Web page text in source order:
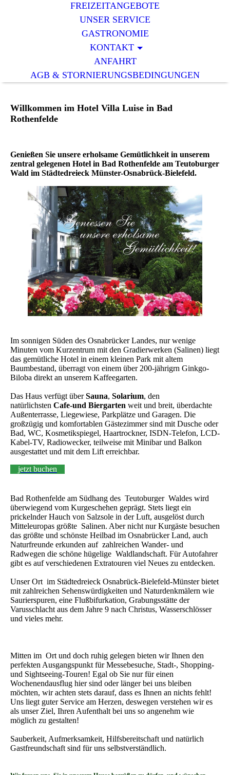
FREIZEITANGEBOTE
UNSER SERVICE
GASTRONOMIE
KONTAKT
ANFAHRT
AGB & STORNIERUNGSBEDINGUNGEN
Willkommen im Hotel Villa Luise in Bad
Rothenfelde
Genießen Sie unsere erholsame Gemütlichkeit in unserem
zentral gelegenen Hotel in Bad Rothenfelde am Teutoburger
Wald im Städtedreieck Münster-Osnabrück-Bielefeld.
Im sonnigen Süden des Osnabrücker Landes, nur wenige
Minuten vom Kurzentrum mit den Gradierwerken (Salinen) liegt
das gemütliche Hotel in einem kleinen Park mit altem
Baumbestand, überragt von einem über 200-jährigrn Ginkgo-
Biloba direkt an unserem Kaffeegarten.
Das Haus verfügt überSauna, Solarium, den
natürlichsten Cafe-und Biergarten weit und breit, überdachte
Außenterrasse, Liegewiese, Parkplätze und Garagen. Die
großzügig und komfortablen Gästezimmer sind mit Dusche oder
Bad, WC, Kosmetikspiegel, Haartrockner, ISDN-Telefon, LCD-
Kabel-TV, Radiowecker, teilweise mit Minibar und Balkon
ausgestattet und mit dem Lift erreichbar.
jetzt buchen
Bad Rothenfelde am Südhang des Teutoburger Waldes wird
überwiegend vom Kurgeschehen geprägt. Stets liegt ein
prickelnder Hauch von Salzsole in der Luft, ausgelöst durch
Mitteleuropas größte Salinen. Aber nicht nur Kurgäste besuchen
das größte und schönste Heilbad im Osnabrücker Land, auch
Naturfreunde erkunden auf zahlreichen Wander- und
Radwegen die schöne hügelige Waldlandschaft. Für Autofahrer
gibt es auf verschiedenen Extratouren viel Neues zu entdecken.
Unser Ort im Städtedreieck Osnabrück-Bielefeld-Münster bietet
mit zahlreichen Sehens­würdigkeiten und Naturdenkmälern wie
Saurierspuren, eine Flußbifurkation, Grabungsstätte der
Varusschlacht aus dem Jahre 9 nach Christus, Wasserschlösser
und vieles mehr.
Mitten im Ort und doch ruhig gelegen bieten wir Ihnen den
perfekten Ausgangspunkt für Messe­besuche, Stadt-, Shopping-
und Sightseeing-Touren! Egal ob Sie nur für einen
Wochenendausflug hier sind oder länger bei uns bleiben
möchten, wir achten stets darauf, dass es Ihnen an nichts fehlt!
Uns liegt guter Service am Herzen, deswegen verstehen wir es
als unser Ziel, Ihren Aufenthalt bei uns so angenehm wie
möglich zu gestalten!
Sauberkeit, Aufmerksamkeit, Hilfsbereitschaft und natürlich
Gastfreundschaft sind für uns selbstverständlich.